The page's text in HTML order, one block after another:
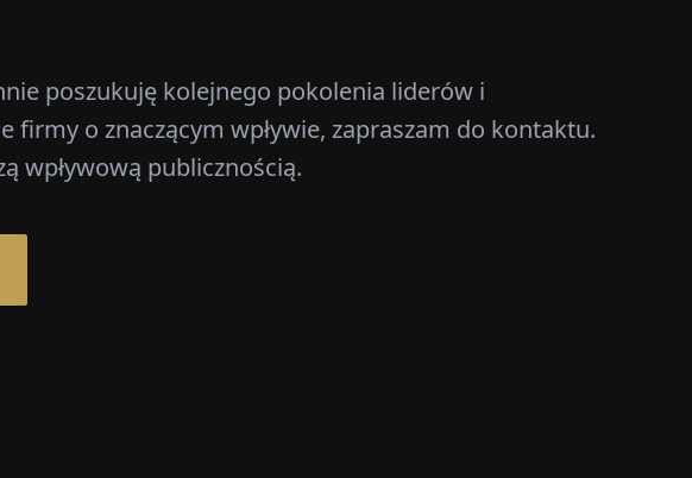
poszukuję kolejnego pokolenia liderów i
firmy o znaczącym wpływie, zapraszam do kontaktu.
wpływową publicznością.